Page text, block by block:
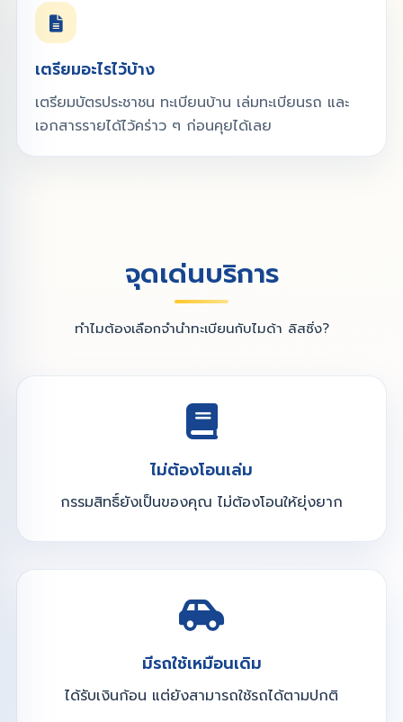
เตรียมอะไรไว้บ้าง
เตรียมบัตรประชาชน ทะเบียนบ้าน เล่มทะเบียนรถ และ
เอกสารรายได้ไว้คร่าว ๆ ก่อนคุยได้เลย
จุดเด่นบริการ
ทำไมต้องเลือกจำนำทะเบียนกับไมด้า ลิสซิ่ง?
ไม่ต้องโอนเล่ม
กรรมสิทธิ์ยังเป็นของคุณ ไม่ต้องโอนให้ยุ่งยาก
มีรถใช้เหมือนเดิม
ได้รับเงินก้อน แต่ยังสามารถใช้รถได้ตามปกติ